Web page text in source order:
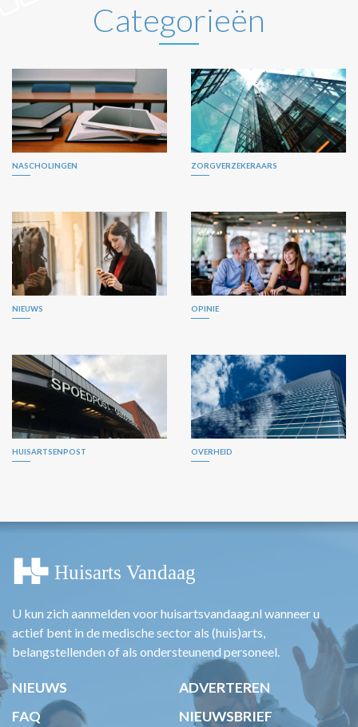
Categorieën
NASCHOLINGEN ZORGVERZEKERAARS
NIEUWS OPINIE
HUISARTSENPOST OVERHEID
U kun zich aanmelden voor huisartsvandaag.nl wanneer u
actief bent in de medische sector als (huis)arts,
belangstellenden of als ondersteunend personeel.
NIEUWS
ADVERTEREN
FAQ
NIEUWSBRIEF